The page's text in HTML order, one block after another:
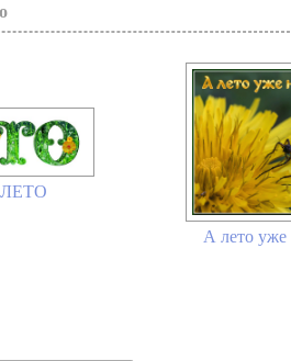
ЛЕТО
А лето уже